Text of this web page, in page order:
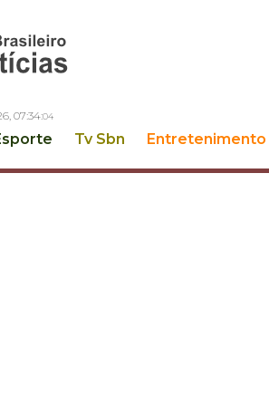
07:34:05
Tv Sbn Entretenimento